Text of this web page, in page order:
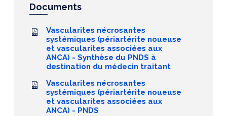
Documents
Vascularites nécrosantes
systémiques (périartérite noueuse
et vascularites associées aux
ANCA) - Synthèse du PNDS à
destination du médecin traitant
Vascularites nécrosantes
systémiques (périartérite noueuse
et vascularites associées aux
ANCA) - PNDS